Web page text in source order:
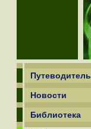
Путеводитель
Новости
Библиотека